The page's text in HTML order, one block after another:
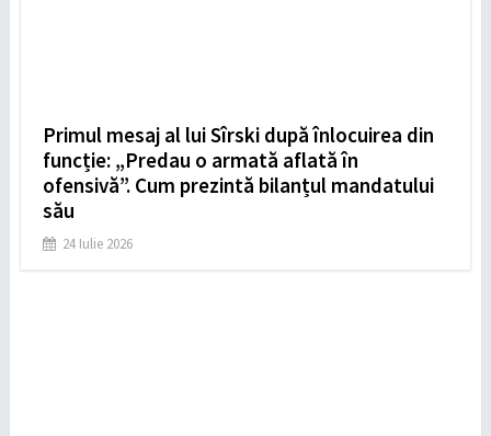
Primul mesaj al lui Sîrski după înlocuirea din
funcție: „Predau o armată aflată în
ofensivă”. Cum prezintă bilanțul mandatului
său
24 Iulie 2026